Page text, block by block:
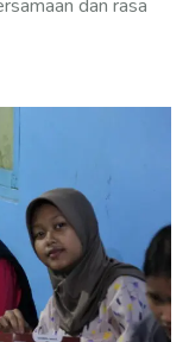
dan rasa